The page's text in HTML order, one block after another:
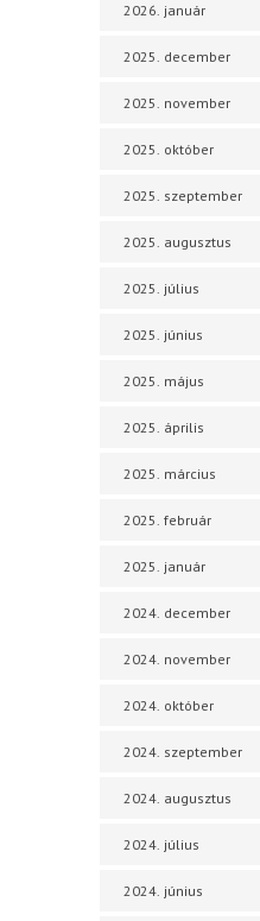
2026. január
2025. december
2025. november
2025. október
2025. szeptember
2025. augusztus
2025. július
2025. június
2025. május
2025. április
2025. március
2025. február
2025. január
2024. december
2024. november
2024. október
2024. szeptember
2024. augusztus
2024. július
2024. június